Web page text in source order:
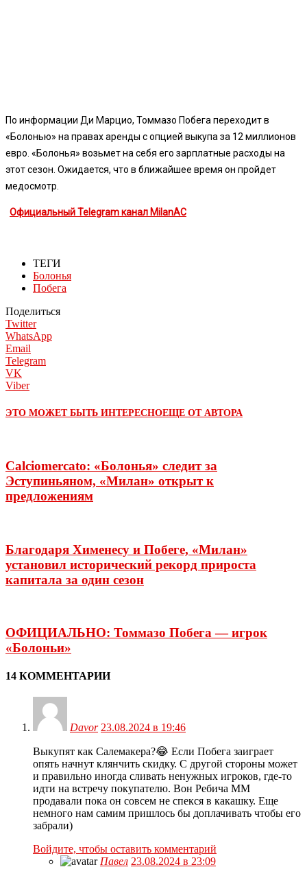
По информации Ди Марцио, Томмазо Побега переходит в
«Болонью» на правах аренды с опцией выкупа за 12 миллионов
евро. «Болонья» возьмет на себя его зарплатные расходы на
этот сезон. Ожидается, что в ближайшее время он пройдет
медосмотр.
Официальный Telegram канал MilanAC
ТЕГИ
Болонья
Побега
Поделиться
Twitter
WhatsApp
Email
Telegram
VK
Viber
ЭТО МОЖЕТ БЫТЬ ИНТЕРЕСНОЕЩЕ ОТ АВТОРА
Calciomercato: «Болонья» следит за
Эступиньяном, «Милан» открыт к
предложениям
Благодаря Хименесу и Побеге, «Милан»
установил исторический рекорд прироста
капитала за один сезон
ОФИЦИАЛЬНО: Томмазо Побега — игрок
«Болоньи»
14 КОММЕНТАРИИ
Davor 23.08.2024 в 19:46
Выкупят как Салемакера?😂 Если Побега заиграет
опять начнут клянчить скидку. С другой стороны может
и правильно иногда сливать ненужных игроков, где-то
идти на встречу покупателю. Вон Ребича ММ
продавали пока он совсем не спекся в какашку. Еще
немного нам самим пришлось бы доплачивать чтобы его
забрали)
Войдите, чтобы оставить комментарий
Павел 23.08.2024 в 23:09